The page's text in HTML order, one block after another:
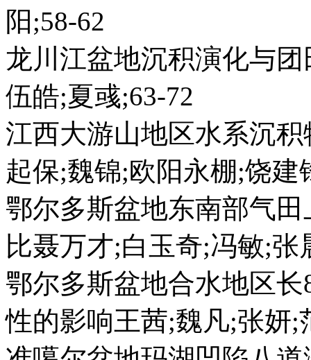
阳;58-62
龙川江盆地沉积演化与
伍皓;夏彧;63-72
江西大游山地区水系沉
起保;魏锦;欧阳永棚;饶建
鄂尔多斯盆地东南部气
比聂万才;白玉奇;冯敏;张
鄂尔多斯盆地合水地区
性的影响王茜;魏凡;张妍;